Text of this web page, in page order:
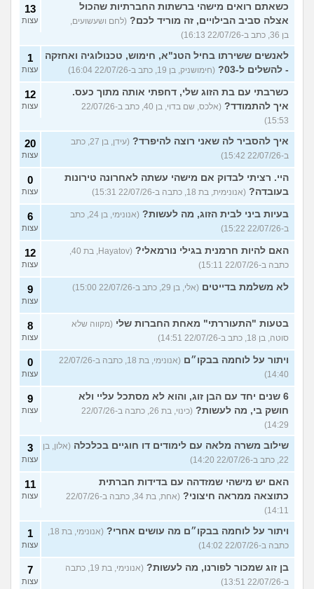
כשאתם רואים מישהי ברשתות החברתיות שהכול
אצלה סביב הבילויים, זה מוריד לכם? (לחם ושעשועים,
בן 36, כתב ב-22/07/26 16:13)
13
עצות
לאנשים ששירתו בחיל הטנ"א, חימוש, טכנולוגיה ואחזקה
- להשלים ל-03?
(חימושניק, בן 19, כתב ב-22/07/26 16:04)
1
עצות
כשרבתי עם בת הזוג שלי, דחפתי אותה מתוך כעס.
איך להתמודד?
(אלכס, שם בדוי, בן 40, כתב ב-22/07/26
15:53)
12
עצות
איך להסביר לה שאני רוצה להיפרד?
(עידן, בן 27, כתב
ב-22/07/26 15:42)
20
עצות
היי. רציתי לבדוק אם מישהי עשתה לאחרונה טירונות
בעובדה? (אנונימית, בת 18, כתבה ב-22/07/26 15:31)
0
עצות
בעיות ביני לבית הזוג, מה לעשות?
(אנונימי, בן 24, כתב
ב-22/07/26 15:22)
6
עצות
האם להיות חרמנית בגילי נורמאלי?
(Hayatov, בת 40,
כתבה ב-22/07/26 15:11)
12
עצות
לא משלמת בדייטים (אלי, בן 29, כתב ב-22/07/26 15:00) 9
עצות
בטעות "התעוררתי" מאחת החברות שלי (מקווה שלא
סוטה, בן 18, כתב ב-22/07/26 14:51)
8
עצות
ויתור על לוחמה בבקו״ם
(אנונימי, בת 18, כתבה ב-22/07/26
14:40)
0
עצות
6 שנים יחד עם הבן זוג, והוא לא מסתכל עליי ולא
חושק בי, מה לעשות?
(כינוי, בת 26, כתבה ב-22/07/26
14:29)
9
עצות
שילוב משרה מלאה עם לימודים דו חוגיים בכלכלה (אלון, בן
22, כתב ב-22/07/26 14:20)
3
עצות
האם יש מישהי שמזדהה עם בדידות חברתית
כתוצאה ממראה חיצוני?
(אחת, בת 34, כתבה ב-22/07/26
14:11)
11
עצות
ויתור על לוחמה בבקו״ם מה עושים אחרי?
(אנונימי, בת 18,
כתבה ב-22/07/26 14:02)
1
עצות
בן זוג שמכור לפורנו, מה לעשות?
(אנונימי, בת 19, כתבה
ב-22/07/26 13:51)
7
עצות